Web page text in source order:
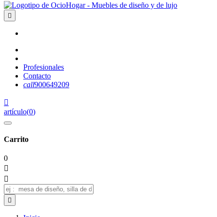

Profesionales
Contacto
call900649209

artículo(0)
Carrito
0


